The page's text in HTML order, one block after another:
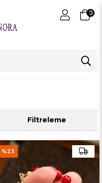
0
Filtreleme
%23